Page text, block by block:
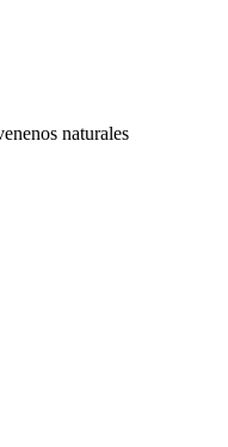
naturales